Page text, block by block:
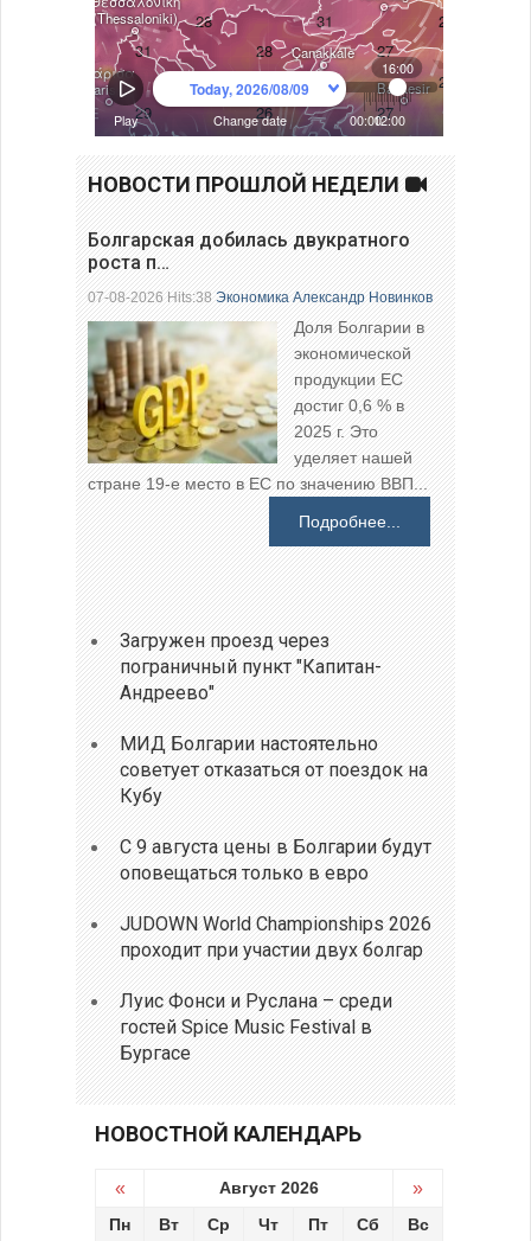
НОВОСТИ ПРОШЛОЙ НЕДЕЛИ
Болгарская добилась двукратного
роста п…
07-08-2026 Hits:38Экономика Александр Новинков
Доля Болгарии в
экономической
продукции ЕС
достиг 0,6 % в
2025 г. Это
уделяет нашей
стране 19-е место в ЕС по значению ВВП...
Подробнее...
Загружен проезд через
пограничный пункт "Капитан-
Андреево"
МИД Болгарии настоятельно
советует отказаться от поездок на
Кубу
С 9 августа цены в Болгарии будут
оповещаться только в евро
JUDOWN World Championships 2026
проходит при участии двух болгар
Луис Фонси и Руслана – среди
гостей Spice Music Festival в
Бургасе
НОВОСТНОЙ КАЛЕНДАРЬ
« Август 2026 »
Пн Вт Ср Чт Пт Сб Вс